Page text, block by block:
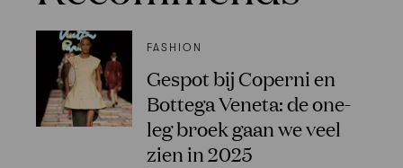
FASHION
Gespot bij Coperni en
Bottega Veneta: de one-
leg broek gaan we veel
zien in 2025